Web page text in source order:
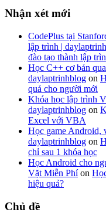
Nhận xét mới
CodePlus tại
lập trình |
đào tạo thành lập
Học C++ cơ bản
daylaptrinhblog on
quả cho người mới
Khóa học lập trình
daylaptrinhblog on
Excel với VBA
Học game Android,
daylaptrinhblog on
chỉ sau 1 khóa học
Học Android cho
Vặt Miễn Phíon
hiệu quả?
Chủ đề